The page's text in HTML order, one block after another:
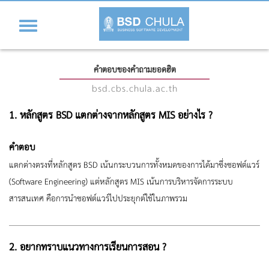
Toggle
คำตอบของคำถามยอดฮิต
bsd.cbs.chula.ac.th
1. หลักสูตร BSD แตกต่างจากหลักสูตร MIS อย่างไร ?
คำตอบ
แตกต่างตรงที่หลักสูตร BSD เน้นกระบวนการทั้งหมดของการได้มาซึ่งซอฟต์แวร์
(Software Engineering) แต่หลักสูตร MIS เน้นการบริหารจัดการระบบ
สารสนเทศ คือการนำซอฟต์แวร์ไปประยุกต์ใช้ในภาพรวม
2. อยากทราบแนวทางการเรียนการสอน ?